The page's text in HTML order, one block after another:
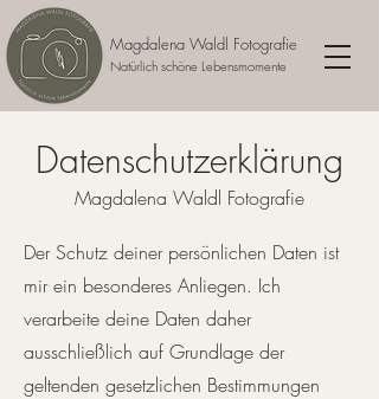
Magdalena Waldl Fotografie
Natürlich schöne Lebensmomente
Datenschutzerklärung
Magdalena Waldl Fotografie
Der Schutz deiner persönlichen Daten ist
mir ein besonderes Anliegen. Ich
verarbeite deine Daten daher
ausschließlich auf Grundlage der
geltenden gesetzlichen Bestimmungen